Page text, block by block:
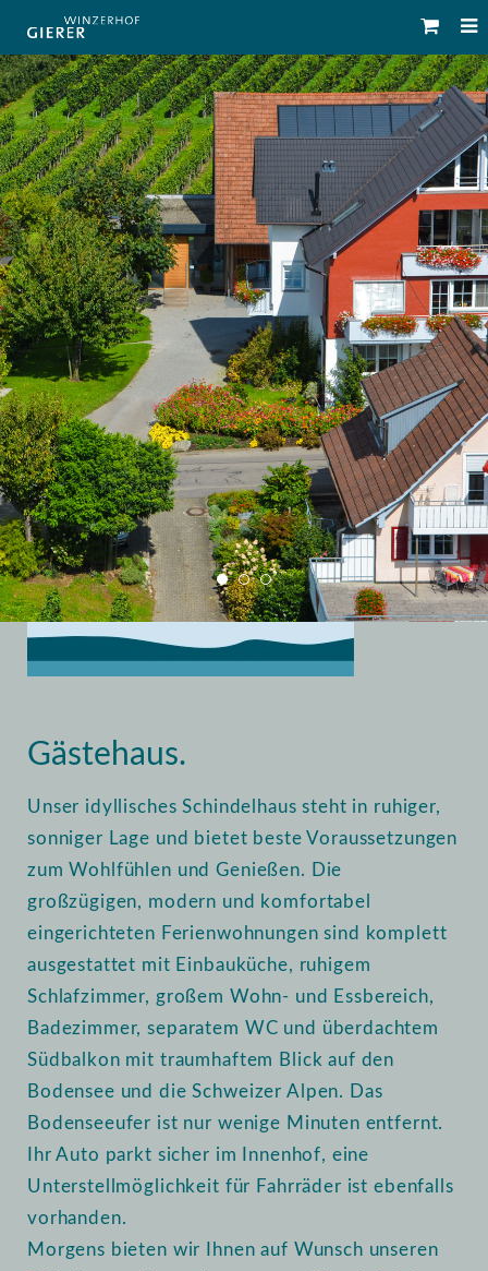
Gästehaus.
Unser idyllisches Schindelhaus steht in ruhiger,
sonniger Lage und bietet beste Voraussetzungen
zum Wohlfühlen und Genießen. Die
großzügigen, modern und komfortabel
eingerichteten Ferienwohnungen sind komplett
ausgestattet mit Einbauküche, ruhigem
Schlafzimmer, großem Wohn- und Essbereich,
Badezimmer, separatem WC und überdachtem
Südbalkon mit traumhaftem Blick auf den
Bodensee und die Schweizer Alpen. Das
Bodenseeufer ist nur wenige Minuten entfernt.
Ihr Auto parkt sicher im Innenhof, eine
Unterstellmöglichkeit für Fahrräder ist ebenfalls
vorhanden.
Morgens bieten wir Ihnen auf Wunsch unseren